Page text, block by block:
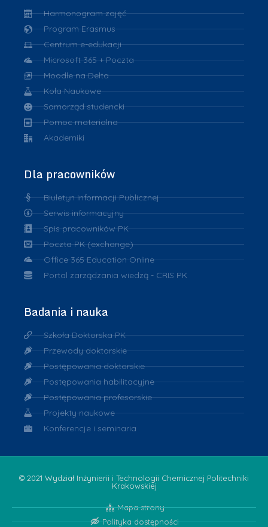
Harmonogram zajęć
Program Erasmus
Centrum e-edukacji
Microsoft 365 + Poczta
Moodle na Delta
Koła Naukowe
Samorząd studencki
Pomoc materialna
Akademiki
Dla pracowników
Biuletyn Informacji Publicznej
Serwis informacyjny
Spis pracowników PK
Poczta PK (exchange)
Office 365 Education Online
Portal zarządzania wiedzą - CRIS PK
Badania i nauka
Szkoła Doktorska PK
Przewody doktorskie
Postępowania doktorskie
Postępowania habilitacyjne
Postępowania profesorskie
Projekty naukowe
Konferencje i seminaria
© 2021 Wydział Inżynierii i Technologii Chemicznej Politechniki
Krakowskiej
Mapa strony
Polityka dostępności